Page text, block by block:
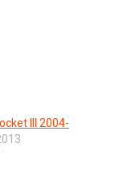
III 2004-